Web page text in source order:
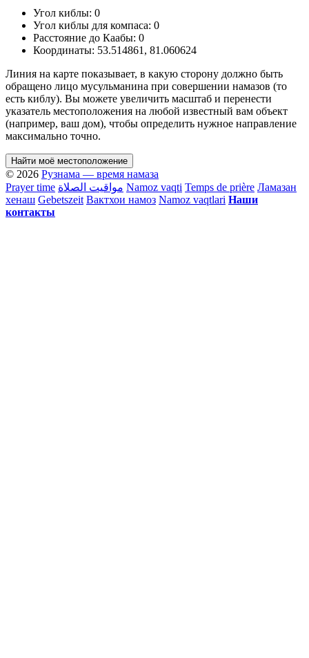
Угол киблы: 0
Угол киблы для компаса: 0
Расстояние до Каабы: 0
Координаты: 53.514861 , 81.060624
Линия на карте показывает, в какую сторону должно быть
обращено лицо мусульманина при совершении намазов (то
есть киблу). Вы можете увеличить масштаб и перенести
указатель местоположения на любой известный вам объект
(например, ваш дом), чтобы определить нужное направление
максимально точно.
Найти моё местоположение
© 2026 Рузнама — время намаза
Prayer time مواقيت الصلاة Namoz vaqti Temps de prière Ламазан
хенаш Gebetszeit Вактхои намоз Namoz vaqtlari Наши
контакты